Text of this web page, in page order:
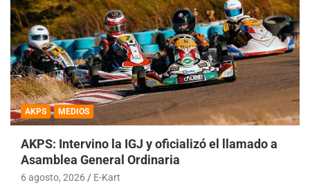
AKPS MEDIOS
AKPS: Intervino la IGJ y oficializó el llamado a
Asamblea General Ordinaria
6 agosto, 2026 E-Kart